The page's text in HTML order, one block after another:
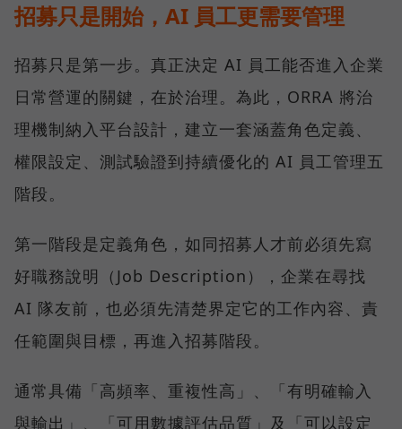
招募只是開始，AI 員工更需要管理
招募只是第一步。真正決定 AI 員工能否進入企業
日常營運的關鍵，在於治理。為此，ORRA 將治
理機制納入平台設計，建立一套涵蓋角色定義、
權限設定、測試驗證到持續優化的 AI 員工管理五
階段。
第一階段是定義角色，如同招募人才前必須先寫
好職務說明（Job Description），企業在尋找
AI 隊友前，也必須先清楚界定它的工作內容、責
任範圍與目標，再進入招募階段。
通常具備「高頻率、重複性高」、「有明確輸入
與輸出」、「可用數據評估品質」及「可以設定